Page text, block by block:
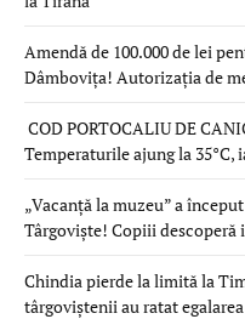
Amendă de 100.000 de lei
Dâmbovița! Autorizația de
COD PORTOCALIU DE
Temperaturile ajung la
„Vacanță la muzeu” a
Târgoviște! Copiii
Chindia pierde la limită la
târgoviștenii au ratat